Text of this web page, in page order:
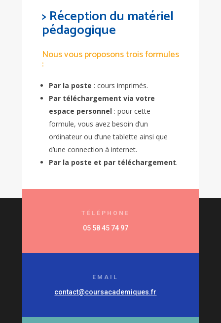
> Réception du matériel
pédagogique
Nous vous proposons trois formules
:
Par la poste : cours imprimés.
Par téléchargement via votre
espace personnel: pour cette
formule, vous avez besoin d’un
ordinateur ou d’une tablette ainsi que
d’une connection à internet.
Par la poste et par téléchargement.
TÉLÉPHONE
05 58 45 74 97
EMAIL
contact@coursacademiques.fr